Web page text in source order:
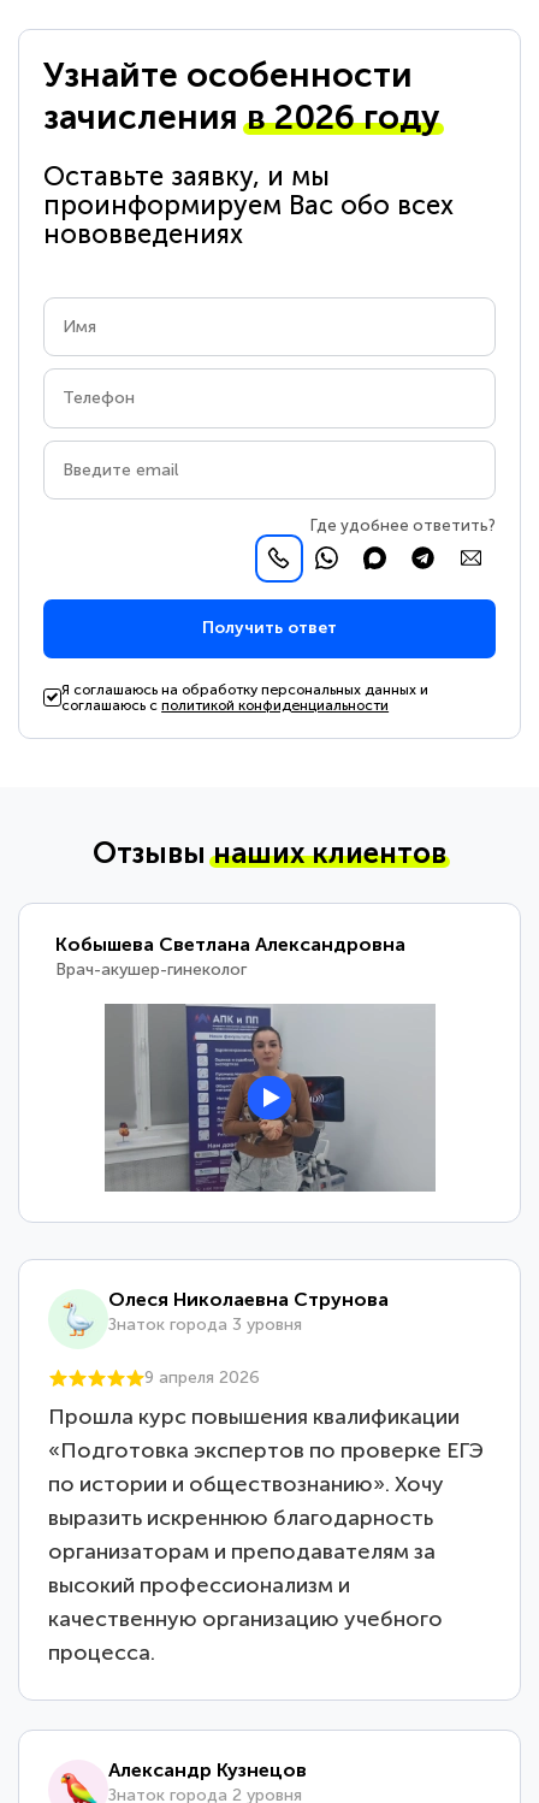
Узнайте особенности
зачисленияв 2026 году
Оставьте заявку, и мы
проинформируем Вас обо всех
нововведениях
Где удобнее ответить?
Получить ответ
Я соглашаюсь на обработку персональных данных и
соглашаюсь сполитикой конфиденциальности
Отзывынаших клиентов
Кобышева Светлана Александровна
Врач-акушер-гинеколог
Олеся Николаевна Струнова
Знаток города 3 уровня
9 апреля 2026
Прошла курс повышения квалификации
«Подготовка экспертов по проверке ЕГЭ
по истории и обществознанию». Хочу
выразить искреннюю благодарность
организаторам и преподавателям за
высокий профессионализм и
качественную организацию учебного
процесса.
Александр Кузнецов
Знаток города 2 уровня